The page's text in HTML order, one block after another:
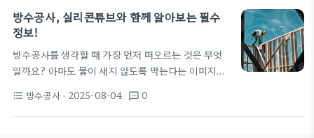
방수공사, 실리콘튜브와 함께 알아보는 필수
정보!
방수공사를 생각할 때 가장 먼저 떠오르는 것은 무엇
일까요? 아마도 물이 새지 않도록 막는다는 이미지가
우 중요한 작업인데요. 그런데 요즘 방수공사에서 자
주 사용되는 도구들에 대해 아시나요? 실리콘튜브가
format_list_bulleted 방수공사 · 2025-08-04 textsms 0